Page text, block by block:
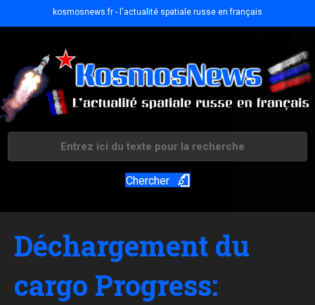
kosmosnews.fr - l'actualité spatiale russe en français
Chercher
Déchargement du
cargo Progress: